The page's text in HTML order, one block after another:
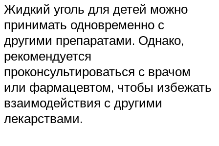
Жидкий уголь для детей можно
принимать одновременно с
другими препаратами. Однако,
рекомендуется
проконсультироваться с врачом
или фармацевтом, чтобы избежать
взаимодействия с другими
лекарствами.